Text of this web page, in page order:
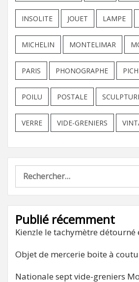
INSOLITE JOUET LAMPE
MICHELIN MONTELIMAR
PARIS PHONOGRAPHE
POILU POSTALE
VERRE VIDE-GRENIERS
Rechercher :
Publié récemment
Kienzle le tachymètre détourné
Objet de mercerie boite à
Nationale sept vide-greniers